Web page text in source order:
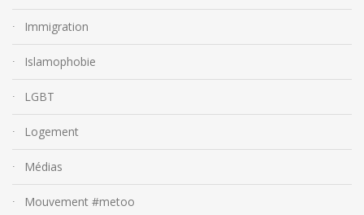
Immigration
Islamophobie
LGBT
Logement
Médias
Mouvement #metoo